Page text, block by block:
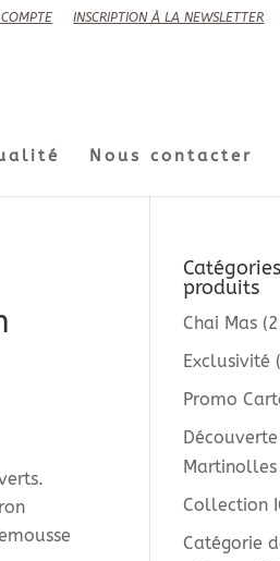
INSCRIPTION À LA NEWSLETTER
Nous contacter
produits
Chai Mas
Exclusivité
Promo
Découverte
Martinolles
Collection
Catégorie